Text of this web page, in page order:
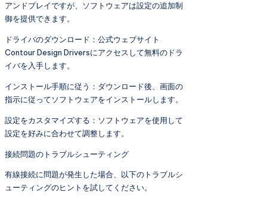
アンドプレイですが、ソフトウェアは設定の追加制
御を提供できます。
ドライバのダウンロード：公式ウェブサイト
Contour Design Driversにアクセスして無料のドラ
イバを入手します。
インストール手順に従う：ダウンロード後、画面の
指示に従ってソフトウェアをインストールします。
設定をカスタマイズする：ソフトウェアを使用して
設定を好みに合わせて調整します。
接続問題のトラブルシューティング
有線接続に問題が発生した場合、以下のトラブルシ
ューティングのヒントを試してください。